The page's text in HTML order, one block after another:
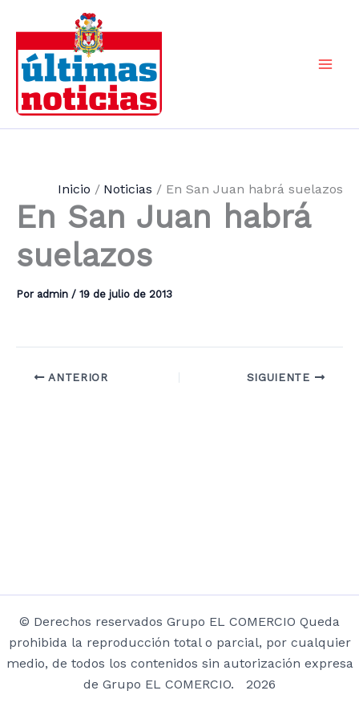
contenido
Inicio Noticias En San Juan habrá suelazos
En San Juan habrá
suelazos
Por admin / 19 de julio de 2013
ANTERIOR SIGUIENTE
© Derechos reservados Grupo EL COMERCIO Queda
prohibida la reproducción total o parcial, por cualquier
medio, de todos los contenidos sin autorización expresa
de Grupo EL COMERCIO. 2026